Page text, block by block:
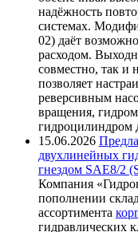
надёжность
системах.
02) даёт
расходом.
совместно, так и
позволяет
реверсивным
вращения,
гидроцилиндром
15.06.2026
двухлинейных
гнездом SAE8/2
Компания
пополнении
ассортимента
гидравлических